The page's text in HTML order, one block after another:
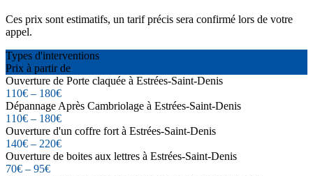
Ces prix sont estimatifs, un tarif précis sera confirmé lors de votre
appel.
Types d'interventions
Prix à partir de
Ouverture de Porte claquée à Estrées-Saint-Denis
110€ – 180€
Dépannage Après Cambriolage à Estrées-Saint-Denis
110€ – 180€
Ouverture d'un coffre fort à Estrées-Saint-Denis
140€ – 220€
Ouverture de boites aux lettres à Estrées-Saint-Denis
70€ – 95€